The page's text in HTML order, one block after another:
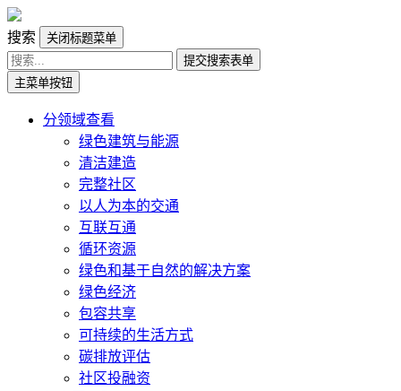
搜索
关闭标题菜单
提交搜索表单
主菜单按钮
分领域查看
绿色建筑与能源
清洁建造
完整社区
以人为本的交通
互联互通
循环资源
绿色和基于自然的解决方案
绿色经济
包容共享
可持续的生活方式
碳排放评估
社区投融资